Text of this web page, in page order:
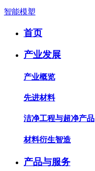
智能模塑
首页
产业发展
产业概览
先进材料
洁净工程与超净产品
材料衍生智造
产品与服务